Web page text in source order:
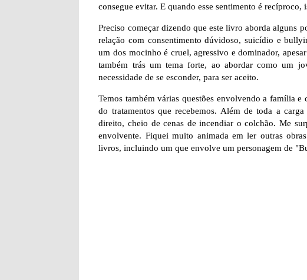
consegue evitar. E quando esse sentimento é
Preciso começar dizendo que este livro aborda alguns
relação com consentimento dúvidoso, suicídio e
um dos mocinho é cruel, agressivo e dominador,
também trás um tema forte, ao abordar como um
necessidade de se esconder, para ser aceito.
Temos também várias questões envolvendo a família e
do tratamentos que recebemos. Além de toda a
direito, cheio de cenas de incendiar o colchão. Me
envolvente. Fiquei muito animada em ler outras
livros, incluindo um que envolve um personagem de